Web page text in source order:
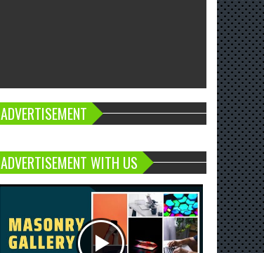
ADVERTISEMENT
ADVERTISEMENT WITH US